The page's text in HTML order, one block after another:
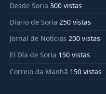
Desde Soria 300 vistas
Diario de Soria 250 vistas
Jornal de Notícias 200 vistas
El Día de Soria 150 vistas
Correio da Manhã 150 vistas